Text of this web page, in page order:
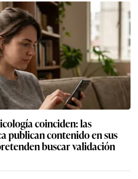
coinciden: las
publican contenido en sus
buscar validación